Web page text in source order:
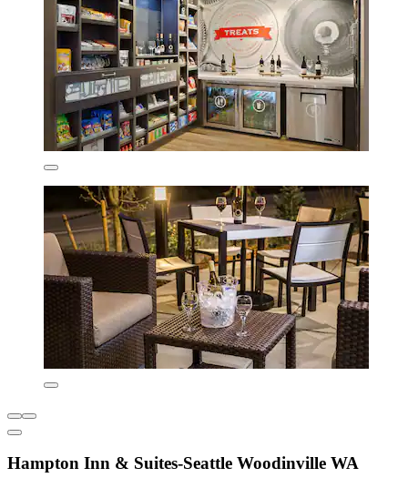
Hampton Inn & Suites-Seattle Woodinville WA